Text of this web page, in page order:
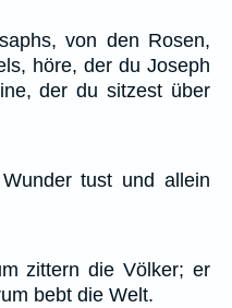
von den Rosen,
höre, der du Joseph
der du sitzest über
tust und allein
zittern die Völker; er
bebt die Welt.